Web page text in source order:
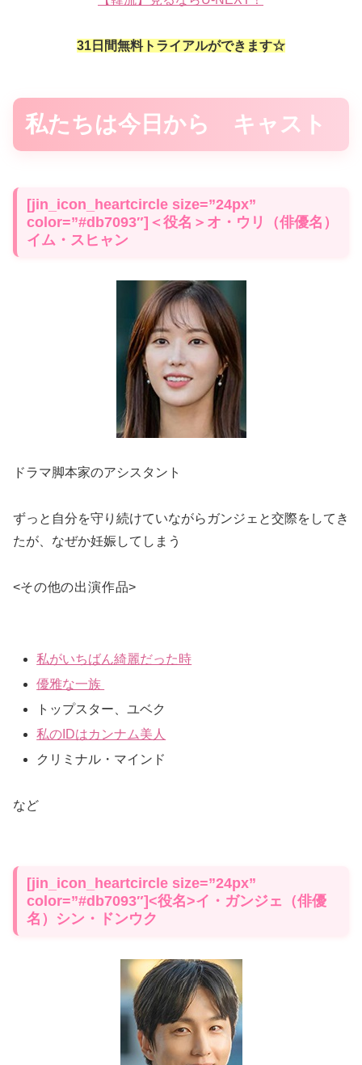
31日間無料トライアルができます☆
私たちは今日から キャスト
[jin_icon_heartcircle size=”24px”
color=”#db7093″]＜役名＞オ・ウリ（俳優名）
イム・スヒャン
ドラマ脚本家のアシスタント
ずっと自分を守り続けていながらガンジェと交際をしてき
たが、なぜか妊娠してしまう
<その他の出演作品>
私がいちばん綺麗だった時
優雅な一族
トップスター、ユベク
私のIDはカンナム美人
クリミナル・マインド
など
[jin_icon_heartcircle size=”24px”
color=”#db7093″]<役名>イ・ガンジェ（俳優
名）シン・ドンウク